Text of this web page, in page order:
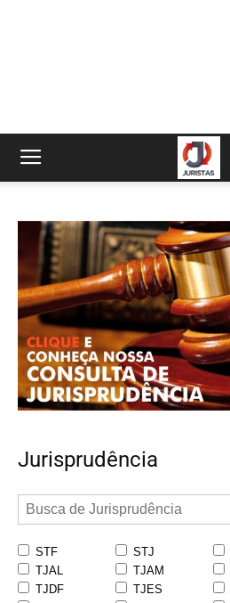
Jurisprudência
STF STJ
TJAL
TJAM
TJDF
TJES